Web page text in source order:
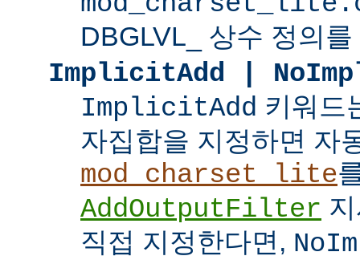
DBGLVL_ 상수 정의
ImplicitAdd |
ImplicitAdd 키워드
자집합을 지정하면 자
mod_charset_lite
AddOutputFilter
직접 지정한다면,